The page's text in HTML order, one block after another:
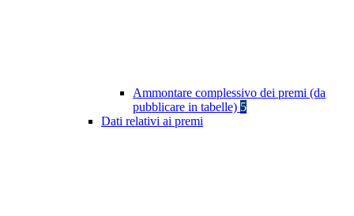
Ammontare complessivo dei premi (da
pubblicare in tabelle) 5
Dati relativi ai premi